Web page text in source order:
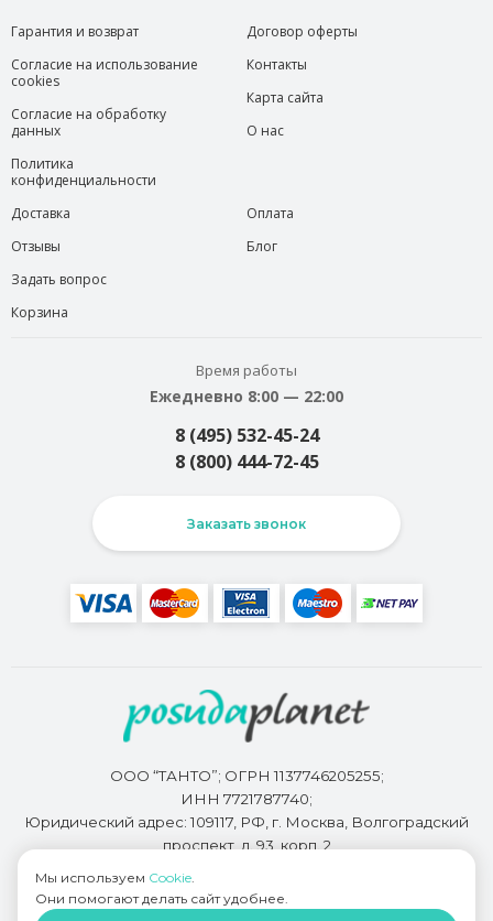
Гарантия и возврат
Согласие на использование
cookies
Согласие на обработку
данных
Политика
конфиденциальности
Договор оферты
Контакты
Карта сайта
О нас
Доставка
Отзывы
Задать вопрос
Корзина
Оплата
Блог
Время работы
Ежедневно 8:00 — 22:00
8 (495) 532-45-24
8 (800) 444-72-45
Заказать звонок
ООО “ТАНТО”; ОГРН 1137746205255;
ИНН 7721787740;
Юридический адрес: 109117, РФ, г. Москва, Волгоградский
проспект, д. 93, корп. 2
Разработкой сайта занимается
Мы используем Cookie.
Они помогают делать сайт удобнее.